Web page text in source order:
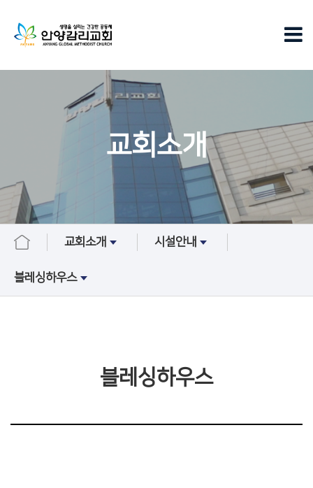
교회소개
교회소개 시설안내
블레싱하우스
블레싱하우스